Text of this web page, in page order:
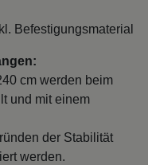
Befestigungsmaterial
cm werden beim
und mit einem
der Stabilität
werden.